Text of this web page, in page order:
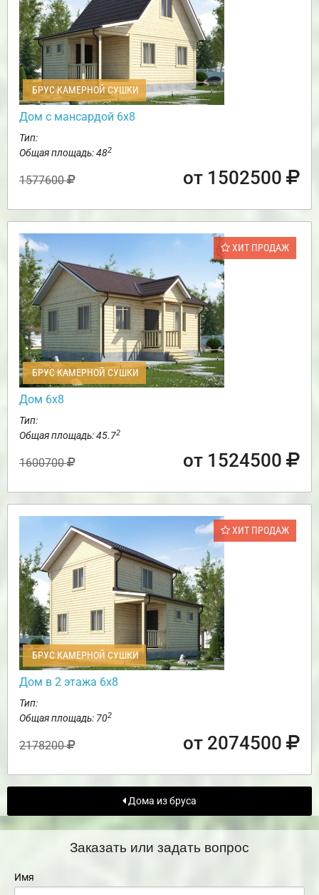
БРУС КАМЕРНОЙ СУШКИ
Дом с мансардой 6х8
Тип:
Общая площадь: 482
1577600 от 1502500
ХИТ ПРОДАЖ
БРУС КАМЕРНОЙ СУШКИ
Дом 6х8
Тип:
Общая площадь: 45.72
1600700 от 1524500
ХИТ ПРОДАЖ
БРУС КАМЕРНОЙ СУШКИ
Дом в 2 этажа 6х8
Тип:
Общая площадь: 702
2178200 от 2074500
Дома из бруса
Заказать или задать вопрос
Имя